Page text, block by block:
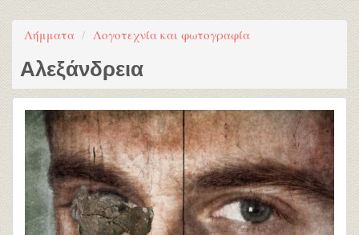
Λήμματα Λογοτεχνία και φωτογραφία
Αλεξάνδρεια